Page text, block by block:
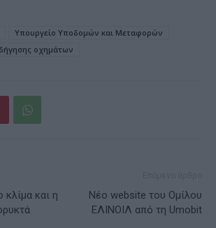
Υπουργείο Υποδομών και Μεταφορών
οχημάτων
κλίμα και η
Nέο website του Ομίλου
ΕΛΙΝΟΙΛ από τη Umobit